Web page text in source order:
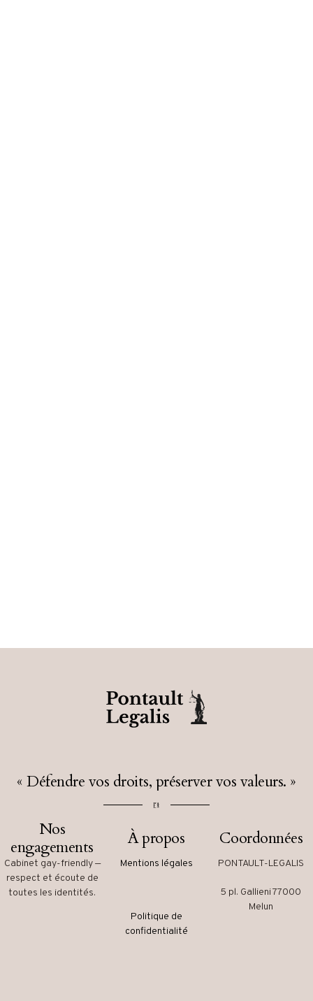
« Défendre vos droits, préserver vos valeurs. »
Nos
engagements
À propos Coordonnées
Cabinet gay-friendly —
respect et écoute de
toutes les identités.
Mentions légales
Politique de
confidentialité
PONTAULT-LEGALIS
5 pl. Gallieni 77000
Melun